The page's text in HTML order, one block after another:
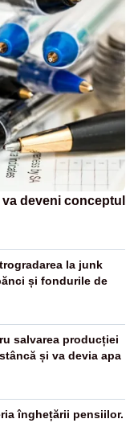
deveni conceptul
la junk
și fondurile de
salvarea producției
și va devia apa
înghețării pensiilor.